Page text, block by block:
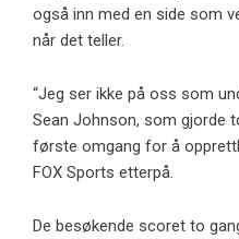
også inn med en side som
når det teller.
“Jeg ser ikke på oss som
Sean Johnson, som gjorde
første omgang for å
FOX Sports etterpå.
De besøkende scoret to